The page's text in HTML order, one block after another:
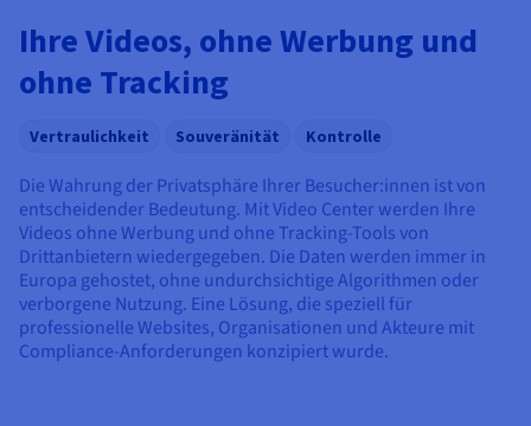
Ihre Videos, ohne Werbung und
ohne Tracking
Vertraulichkeit Souveränität Kontrolle
Die Wahrung der Privatsphäre Ihrer Besucher:innen ist von
entscheidender Bedeutung. Mit Video Center werden Ihre
Videos ohne Werbung und ohne Tracking-Tools von
Drittanbietern wiedergegeben. Die Daten werden immer in
Europa gehostet, ohne undurchsichtige Algorithmen oder
verborgene Nutzung. Eine Lösung, die speziell für
professionelle Websites, Organisationen und Akteure mit
Compliance-Anforderungen konzipiert wurde.